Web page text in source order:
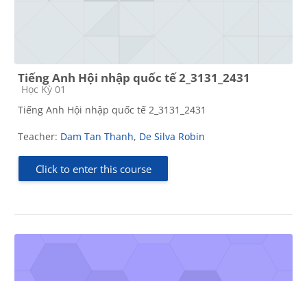
Tiếng Anh Hội nhập quốc tế 2_3131_2431
Course category
Học Kỳ 01
Tiếng Anh Hội nhập quốc tế 2_3131_2431
Teacher: Dam Tan Thanh, De Silva Robin
Click to enter this course